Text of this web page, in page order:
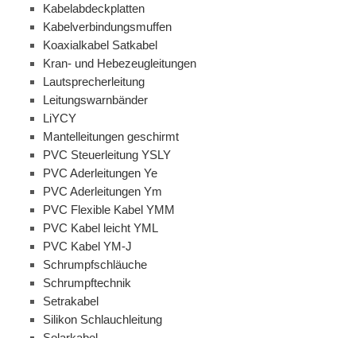
Kabelabdeckplatten
Kabelverbindungsmuffen
Koaxialkabel Satkabel
Kran- und Hebezeugleitungen
Lautsprecherleitung
Leitungswarnbänder
LiYCY
Mantelleitungen geschirmt
PVC Steuerleitung YSLY
PVC Aderleitungen Ye
PVC Aderleitungen Ym
PVC Flexible Kabel YMM
PVC Kabel leicht YML
PVC Kabel YM-J
Schrumpfschläuche
Schrumpftechnik
Setrakabel
Silikon Schlauchleitung